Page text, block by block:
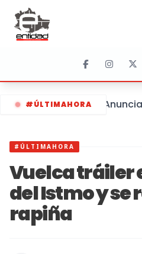
#ÚLTIMAHORA
#ÚLTIMAHORA
Vuelca tráiler
del Istmo y se
rapiña